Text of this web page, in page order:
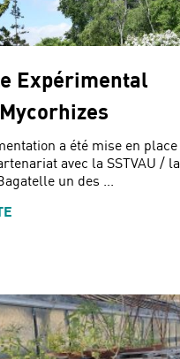
Expérimental
a été mise en place
avec la SSTVAU / la
un des ...